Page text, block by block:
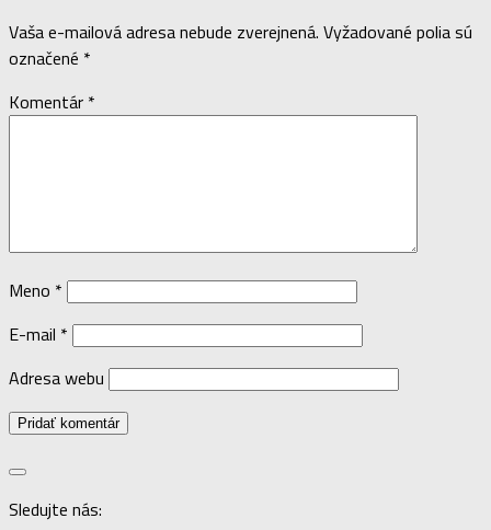
Vaša e-mailová adresa nebude zverejnená. Vyžadované polia sú
označené *
Komentár *
Meno *
E-mail *
Adresa webu
Sledujte nás: